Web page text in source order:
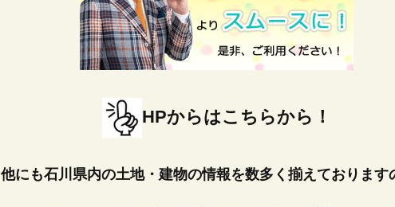
HPからはこちらから！
他にも石川県内の土地・建物の情報を数多く揃えております